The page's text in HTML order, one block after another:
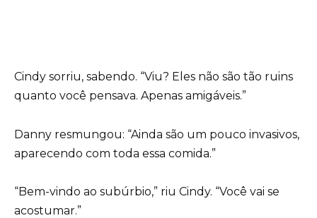
Cindy sorriu, sabendo. “Viu? Eles não são tão ruins
quanto você pensava. Apenas amigáveis.”
Danny resmungou: “Ainda são um pouco invasivos,
aparecendo com toda essa comida.”
“Bem-vindo ao subúrbio,” riu Cindy. “Você vai se
acostumar.”